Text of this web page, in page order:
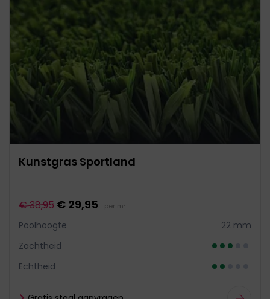
Kunstgras Sportland
€ 38,95 € 29,95 per m²
Poolhoogte
22 mm
Zachtheid
Echtheid